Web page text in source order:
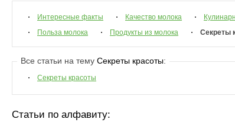
Интересные факты Качество молока
Польза молока
Продукты из молока Секреты
Все статьи на тему Секреты красоты:
Секреты красоты
Статьи по алфавиту: